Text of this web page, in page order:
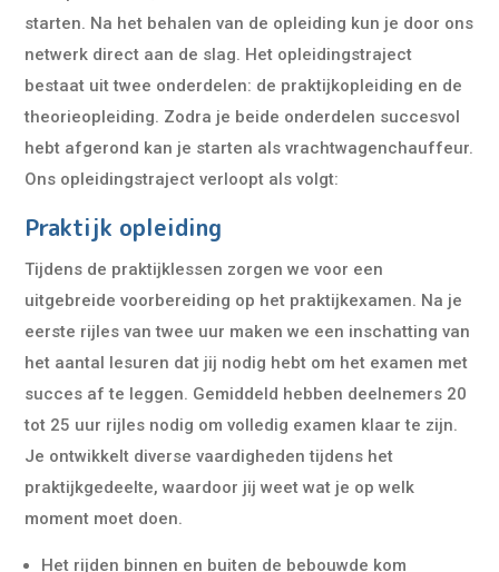
starten. Na het behalen van de opleiding kun je door ons
netwerk direct aan de slag. Het opleidingstraject
bestaat uit twee onderdelen: de praktijkopleiding en de
theorieopleiding. Zodra je beide onderdelen succesvol
hebt afgerond kan je starten als vrachtwagenchauffeur.
Ons opleidingstraject verloopt als volgt:
Praktijk opleiding
Tijdens de praktijklessen zorgen we voor een
uitgebreide voorbereiding op het praktijkexamen. Na je
eerste rijles van twee uur maken we een inschatting van
het aantal lesuren dat jij nodig hebt om het examen met
succes af te leggen. Gemiddeld hebben deelnemers 20
tot 25 uur rijles nodig om volledig examen klaar te zijn.
Je ontwikkelt diverse vaardigheden tijdens het
praktijkgedeelte, waardoor jij weet wat je op welk
moment moet doen.
Het rijden binnen en buiten de bebouwde kom